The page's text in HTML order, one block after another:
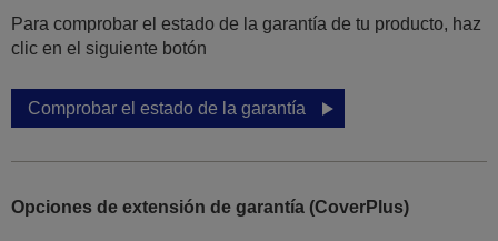
Para comprobar el estado de la garantía de tu producto, haz
clic en el siguiente botón
Comprobar el estado de la garantía
Opciones de extensión de garantía (CoverPlus)